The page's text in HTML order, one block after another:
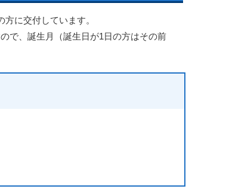
に交付しています。
で、誕生月（誕生日が1日の方はその前